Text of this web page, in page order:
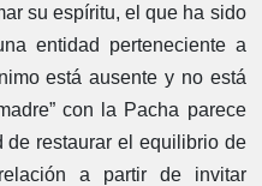
su espíritu, el que ha sido
entidad perteneciente a
está ausente y no está
con la Pacha parece
restaurar el equilibrio de
a partir de invitar